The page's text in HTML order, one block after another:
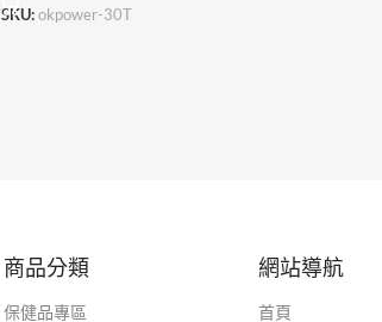
SKU:okpower-30T
商品分類
保健品專區
網站導航
首頁